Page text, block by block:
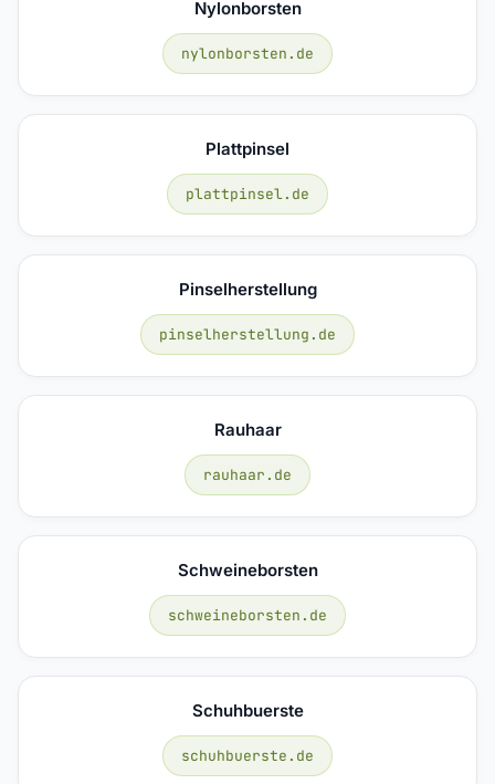
Nylonborsten
nylonborsten.de
Plattpinsel
plattpinsel.de
Pinselherstellung
pinselherstellung.de
Rauhaar
rauhaar.de
Schweineborsten
schweineborsten.de
Schuhbuerste
schuhbuerste.de